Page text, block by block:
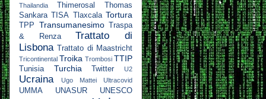
Thailandia
Thimerosal
Thomas
Sankara
TISA Tlaxcala Tortura
TPP Transumanesimo
Traspa
& Renza
Trattato di
Lisbona
Trattato di Maastricht
Tricontinental Troika Trombosi TTIP
Tunisia Turchia Twitter U2
Ucraina Ugo Mattei Ultracovid
UMMA UNASUR
UNESCO